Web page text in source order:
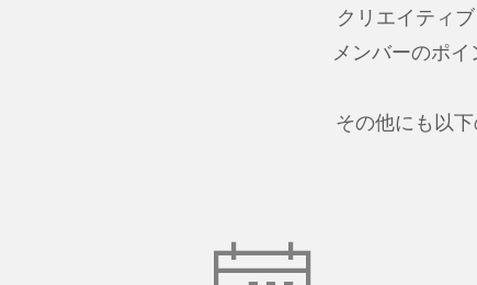
クリエイティ
メンバーのポ
その他にも以